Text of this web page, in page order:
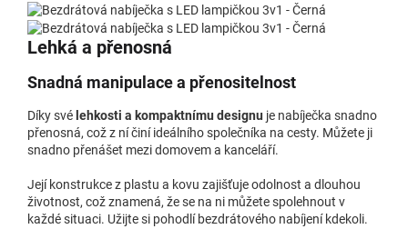
Lehká a přenosná
Snadná manipulace a přenositelnost
Díky své lehkosti a kompaktnímu designu je nabíječka snadno
přenosná, což z ní činí ideálního společníka na cesty. Můžete ji
snadno přenášet mezi domovem a kanceláří.
Její konstrukce z plastu a kovu zajišťuje odolnost a dlouhou
životnost, což znamená, že se na ni můžete spolehnout v
každé situaci. Užijte si pohodlí bezdrátového nabíjení kdekoli.